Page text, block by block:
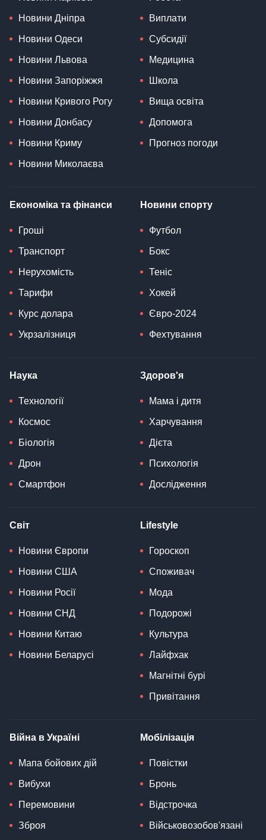
Новини Дніпра
Новини Одеси
Новини Львова
Новини Запоріжжя
Новини Кривого Рогу
Новини Донбасу
Новини Криму
Новини Миколаєва
Виплати
Субсидії
Медицина
Школа
Вища освіта
Допомога
Прогноз погоди
Економіка та фінанси
Гроші
Транспорт
Нерухомість
Тарифи
Курс долара
Укрзалізниця
Новини спорту
Футбол
Бокс
Теніс
Хокей
Євро-2024
Фехтування
Наука
Технології
Космос
Біологія
Дрон
Смартфон
Здоров'я
Мама і дитя
Харчування
Дієта
Психологія
Дослідження
Світ
Новини Європи
Новини США
Новини Росії
Новини СНД
Новини Китаю
Новини Беларусі
Lifestyle
Гороскоп
Споживач
Мода
Подорожі
Культура
Лайфхак
Магнітні бурі
Привітання
Війна в Україні
Мапа бойових дій
Вибухи
Перемовини
Зброя
Мобілізація
Повістки
Бронь
Відстрочка
Військовозобов'язані